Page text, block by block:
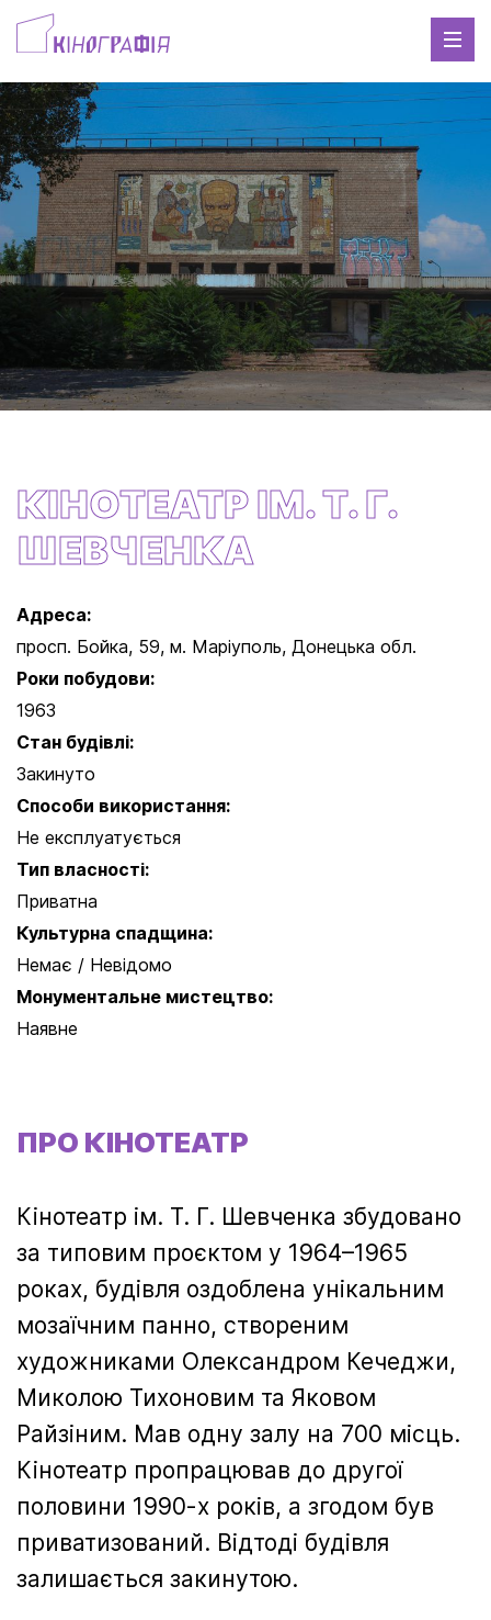
КІНОТЕАТР ІМ. Т. Г.
ШЕВЧЕНКА
Адреса:
просп. Бойка, 59, м. Маріуполь, Донецька обл.
Роки побудови:
1963
Стан будівлі:
Закинуто
Способи використання:
Не експлуатується
Тип власності:
Приватна
Культурна спадщина:
Немає / Невідомо
Монументальне мистецтво:
Наявне
ПРО КІНОТЕАТР
Кінотеатр ім. Т. Г. Шевченка збудовано
за типовим проєктом у 1964–1965
роках, будівля оздоблена унікальним
мозаїчним панно, створеним
художниками Олександром Кечеджи,
Миколою Тихоновим та Яковом
Райзіним. Мав одну залу на 700 місць.
Кінотеатр пропрацював до другої
половини 1990-х років, а згодом був
приватизований. Відтоді будівля
залишається закинутою.